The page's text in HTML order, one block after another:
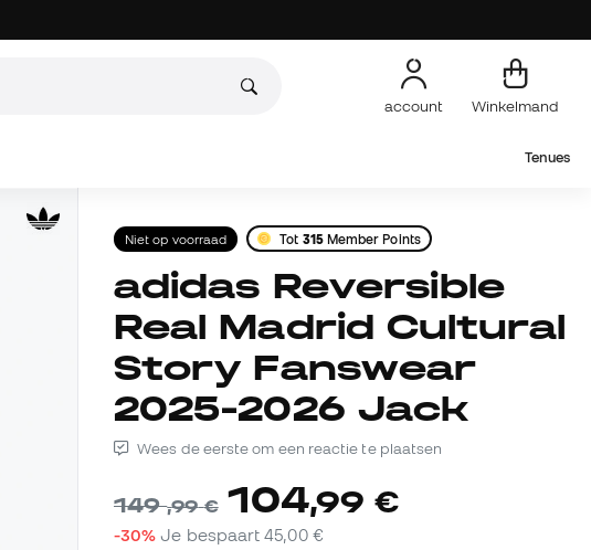
account Winkelmand
Tenues
Niet op voorraad Tot 315Member Points
adidas Reversible
Real Madrid Cultural
Story Fanswear
2025-2026 Jack
Wees de eerste om een reactie te plaatsen
149,99 € 104,99 €
-30% Je bespaart45,00 €